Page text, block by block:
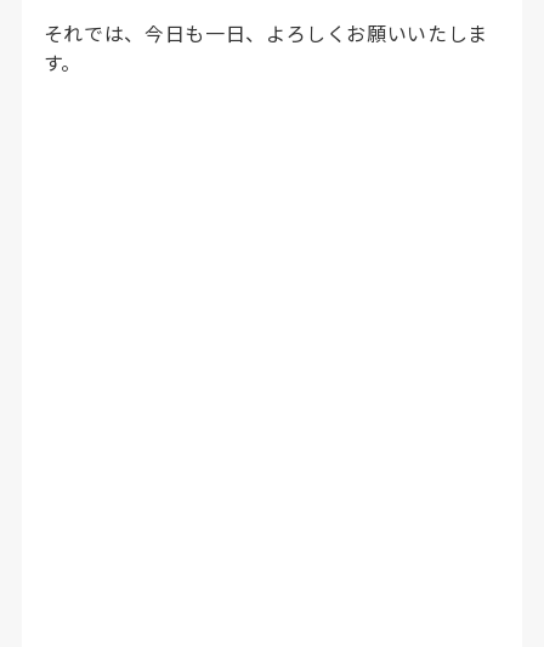
それでは、今日も一日、よろしくお願いいたしま
す。